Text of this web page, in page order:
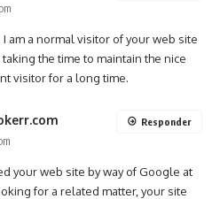
am a normal visitor of your web site
the time to maintain the nice
visitor for a long time.
your web site by way of Google at
for a related matter, your site
Responder